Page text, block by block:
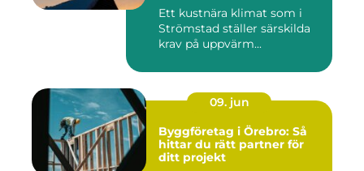
Ett kustnära klimat som i
Strömstad ställer särskilda
krav på uppvärm...
09. jun
Byggföretag i Örebro: Så
hittar du rätt partner för
ditt projekt